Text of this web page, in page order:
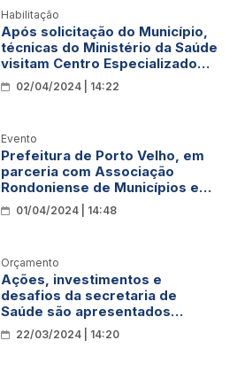
Habilitação
Após solicitação do Município,
técnicas do Ministério da Saúde
visitam Centro Especializado
em Reabilitação para garantir
recursos de custeio
02/04/2024 | 14:22
Evento
Prefeitura de Porto Velho, em
parceria com Associação
Rondoniense de Municípios e
Governo do Estado, promove o
1º Encontro Estadual de
01/04/2024 | 14:48
Orçamento
Ações, investimentos e
desafios da secretaria de
Saúde são apresentados
durante audiência pública
22/03/2024 | 14:20